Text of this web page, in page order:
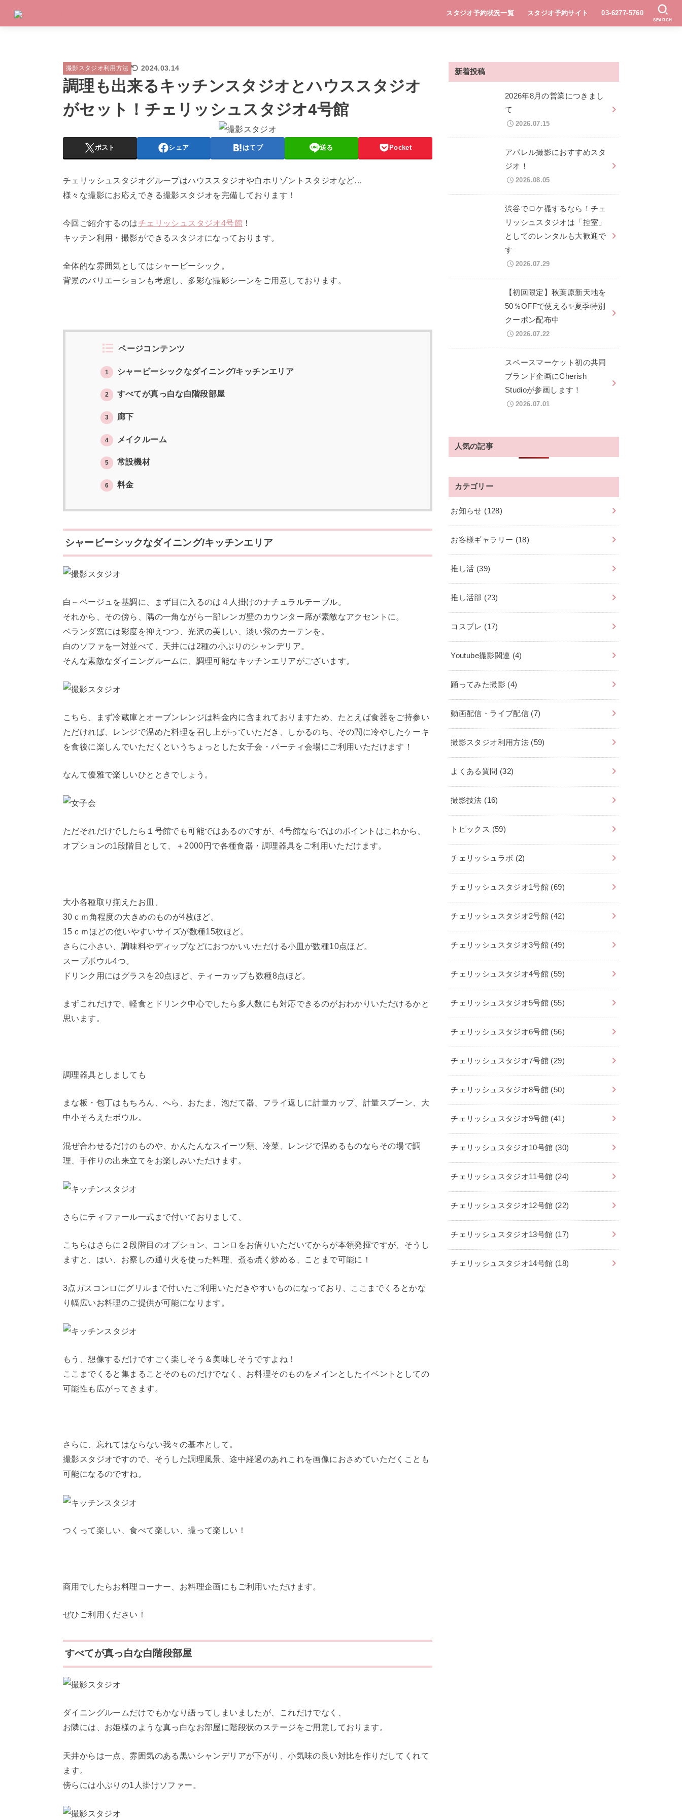
スタジオ予約状況一覧 スタジオ予約サイト 03-6277-5760
SEARCH
撮影スタジオ利用方法 2024.03.14
調理も出来るキッチンスタジオとハウススタジオ
がセット！チェリッシュスタジオ4号館
ポスト シェア はてブ 送る Pocket
チェリッシュスタジオグループはハウススタジオや白ホリゾントスタジオなど…
様々な撮影にお応えできる撮影スタジオを完備しております！
今回ご紹介するのはチェリッシュスタジオ4号館 ！
キッチン利用・撮影ができるスタジオになっております。
全体的な雰囲気としてはシャービーシック。
背景のバリエーションも考慮し、多彩な撮影シーンをご用意しております。
ページコンテンツ
1 シャービーシックなダイニング/キッチンエリア
2 すべてが真っ白な白階段部屋
3 廊下
4 メイクルーム
5 常設機材
6 料金
シャービーシックなダイニング/キッチンエリア
白～ベージュを基調に、まず目に入るのは４人掛けのナチュラルテーブル。
それから、その傍ら、隅の一角ながら一部レンガ壁のカウンター席が素敵なアクセントに。
ベランダ窓には彩度を抑えつつ、光沢の美しい、淡い紫のカーテンを。
白のソファを一対並べて、天井には2種の小ぶりのシャンデリア。
そんな素敵なダイニングルームに、調理可能なキッチンエリアがございます。
こちら、まず冷蔵庫とオーブンレンジは料金内に含まれておりますため、たとえば食器をご持参い
ただければ、レンジで温めた料理を召し上がっていただき、しかるのち、その間に冷やしたケーキ
を食後に楽しんでいただくというちょっとした女子会・パーティ会場にご利用いただけます！
なんて優雅で楽しいひとときでしょう。
ただそれだけでしたら１号館でも可能ではあるのですが、4号館ならではのポイントはこれから。
オプションの1段階目として、＋2000円で各種食器・調理器具をご利用いただけます。
大小各種取り揃えたお皿、
30ｃｍ角程度の大きめのものが4枚ほど。
15ｃｍほどの使いやすいサイズが数種15枚ほど。
さらに小さい、調味料やディップなどにおつかいいただける小皿が数種10点ほど。
スープボウル4つ。
ドリンク用にはグラスを20点ほど、ティーカップも数種8点ほど。
まずこれだけで、軽食とドリンク中心でしたら多人数にも対応できるのがおわかりいただけるかと
思います。
調理器具としましても
まな板・包丁はもちろん、へら、おたま、泡だて器、フライ返しに計量カップ、計量スプーン、大
中小そろえたボウル。
混ぜ合わせるだけのものや、かんたんなスイーツ類、冷菜、レンジで温めるものならその場で調
理、手作りの出来立てをお楽しみいただけます。
さらにティファール一式まで付いておりまして、
こちらはさらに２段階目のオプション、コンロをお借りいただいてからが本領発揮ですが、そうし
ますと、はい、お察しの通り火を使った料理、煮る焼く炒める、ことまで可能に！
3点ガスコンロにグリルまで付いたご利用いただきやすいものになっており、ここまでくるとかな
り幅広いお料理のご提供が可能になります。
もう、想像するだけですごく楽しそう＆美味しそうですよね！
ここまでくると集まることそのものだけでなく、お料理そのものをメインとしたイベントとしての
可能性も広がってきます。
さらに、忘れてはならない我々の基本として。
撮影スタジオですので、そうした調理風景、途中経過のあれこれを画像におさめていただくことも
可能になるのですね。
つくって楽しい、食べて楽しい、撮って楽しい！
商用でしたらお料理コーナー、お料理企画にもご利用いただけます。
ぜひご利用ください！
すべてが真っ白な白階段部屋
ダイニングルームだけでもかなり語ってしまいましたが、これだけでなく、
お隣には、お姫様のような真っ白なお部屋に階段状のステージをご用意しております。
天井からは一点、雰囲気のある黒いシャンデリアが下がり、小気味の良い対比を作りだしてくれて
ます。
傍らには小ぶりの1人掛けソファー。
新着投稿
2026年8月の営業につきまし
て
2026.07.15
アパレル撮影におすすめスタ
ジオ！
2026.08.05
渋谷でロケ撮するなら！チェ
リッシュスタジオは「控室」
としてのレンタルも大歓迎で
す
2026.07.29
【初回限定】秋葉原新天地を
50％OFFで使える✨夏季特別
クーポン配布中
2026.07.22
スペースマーケット初の共同
ブランド企画にCherish
Studioが参画します！
2026.07.01
人気の記事
カテゴリー
お知らせ (128)
お客様ギャラリー (18)
推し活 (39)
推し活部 (23)
コスプレ (17)
Youtube撮影関連 (4)
踊ってみた撮影 (4)
動画配信・ライブ配信 (7)
撮影スタジオ利用方法 (59)
よくある質問 (32)
撮影技法 (16)
トピックス (59)
チェリッシュラボ (2)
チェリッシュスタジオ1号館 (69)
チェリッシュスタジオ2号館 (42)
チェリッシュスタジオ3号館 (49)
チェリッシュスタジオ4号館 (59)
チェリッシュスタジオ5号館 (55)
チェリッシュスタジオ6号館 (56)
チェリッシュスタジオ7号館 (29)
チェリッシュスタジオ8号館 (50)
チェリッシュスタジオ9号館 (41)
チェリッシュスタジオ10号館 (30)
チェリッシュスタジオ11号館 (24)
チェリッシュスタジオ12号館 (22)
チェリッシュスタジオ13号館 (17)
チェリッシュスタジオ14号館 (18)